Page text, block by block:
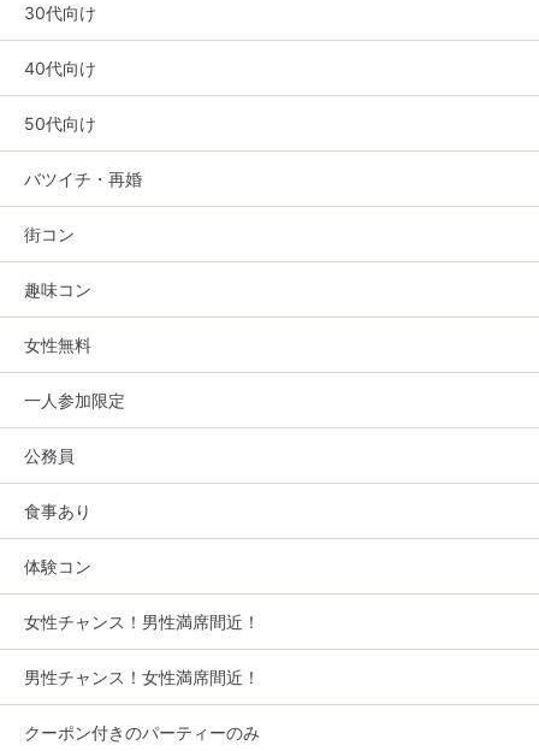
30代向け
40代向け
50代向け
バツイチ・再婚
街コン
趣味コン
女性無料
一人参加限定
公務員
食事あり
体験コン
女性チャンス！男性満席間近！
男性チャンス！女性満席間近！
クーポン付きのパーティーのみ